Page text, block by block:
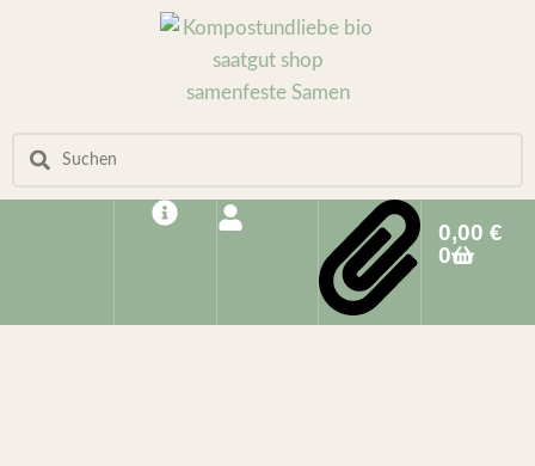
0,00€
0